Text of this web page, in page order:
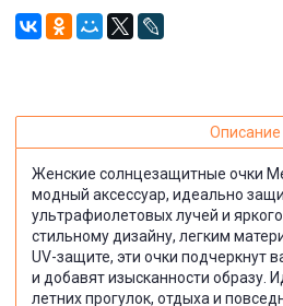
Описание
Женские солнцезащитные очки
модный аксессуар, идеально
ультрафиолетовых лучей и
стильному дизайну, легким
UV-защите, эти очки подчеркнут
и добавят изысканности образу.
летних прогулок, отдыха и